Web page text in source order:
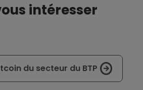
intéresser
du secteur du BTP